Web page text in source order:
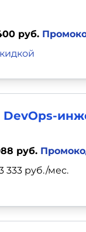
руб.
руб.
333 руб./мес.